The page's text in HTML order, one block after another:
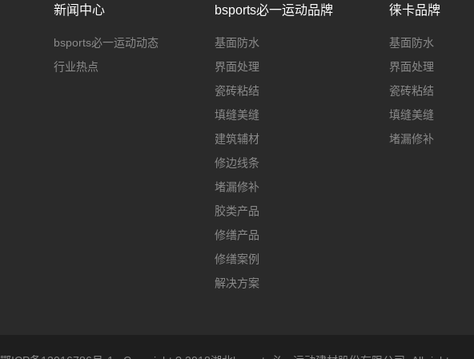
新闻中心
bsports必一运动动态
行业热点
bsports必一运动品牌
基面防水
界面处理
瓷砖粘结
填缝美缝
建筑辅材
修边线条
堵漏修补
胶类产品
修缮产品
修缮案例
解决方案
徕卡品牌
基面防水
界面处理
瓷砖粘结
填缝美缝
堵漏修补